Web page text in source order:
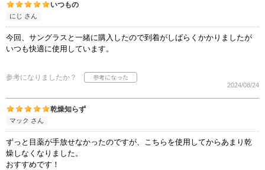
いつもの
にじ さん
今回、サングラスと一緒に購入したので到着がしばらくかかりましたが
いつも快適に使用しています。
参考になりましたか？
2024/08/24
乾燥知らず
マック さん
ずっと目薬が手放せなかったのですが、こちらを使用してからあまり乾
燥しなくなりました。
おすすめです！